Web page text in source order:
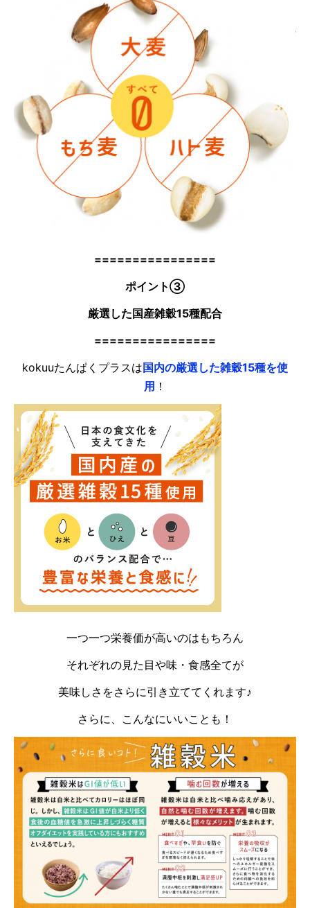
================
ポイント③
厳選した国産雑穀15種配合
================
kokuuたんぱくプラスは 国内の厳選した雑穀15種を使
用 ！
一つ一つ栄養価が高いのはもちろん
それぞれの見た目や味・食感全てが
美味しさをさらに引き立ててくれます♪
さらに、こんなにいいことも！